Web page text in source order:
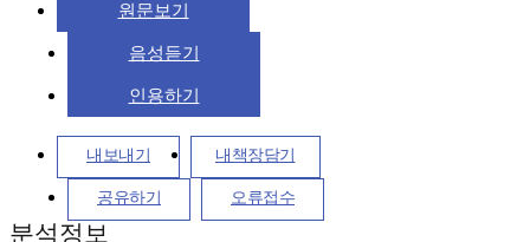
원문보기
음성듣기
인용하기
내보내기 내책장담기
공유하기 오류접수
분석정보